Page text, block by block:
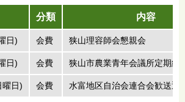
分類 内容
日) 会費 狭山理容師会懇親会
日) 会費 狭山市農業青年会議所定期総
曜日) 会費 水富地区自治会連合会歓送迎